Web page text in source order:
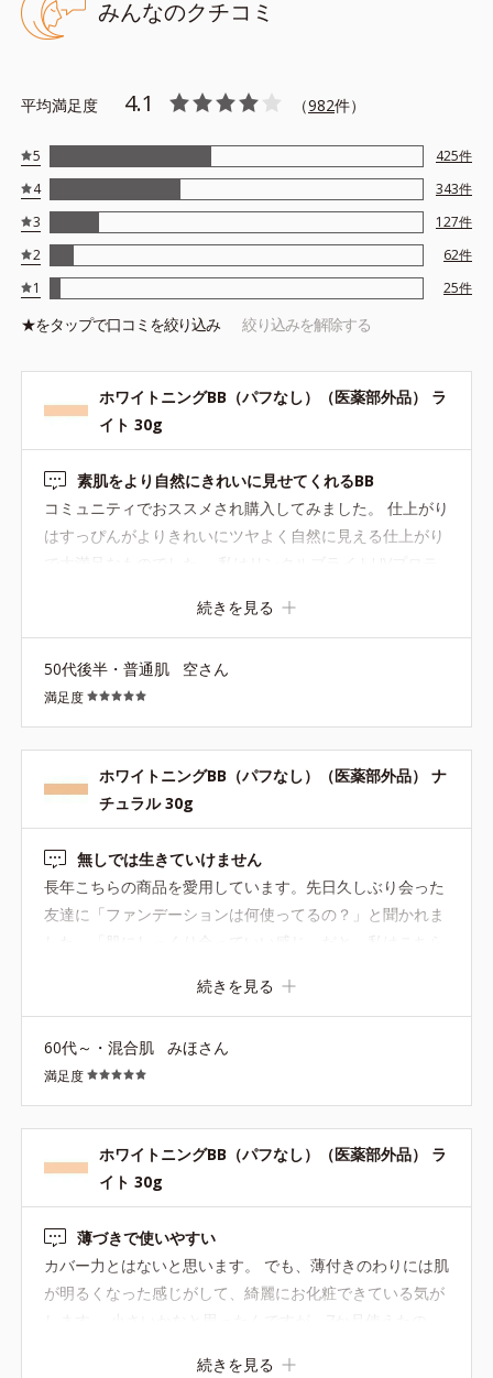
みんなのクチコミ
平均満足度 4.1 （982件）
5 425件
4
343件
3
127件
2
62件
1
25件
★をタップで口コミを絞り込み 絞り込みを解除する
ホワイトニングBB（パフなし）（医薬部外品） ラ
イト 30g
素肌をより自然にきれいに見せてくれるBB
コミュニティでおススメされ購入してみました。 仕上がり
はすっぴんがよりきれいにツヤよく自然に見える仕上がり
で大満足なものでした。 私はリンクルブライトUVプロテ
ーを組み合わせたり、仕上げにルースパウダーやサンスク
は初めてだったので使い方もしっかり知りたいと「オンラ
インカウンセリング」を申し込んでレクチャーを受けまし
た。 ５点置きで指の腹でののばしていく加減、鼻周りの毛
穴が気になることを伝えたらさりげなくカバーするように
小鼻の下から上に向かってつけるなどポイント使いもわか
りやすく教えてもらえてよかったです。
続きを見る
50代後半・普通肌 空さん
満足度
ホワイトニングBB（パフなし）（医薬部外品） ナ
チュラル 30g
無しでは生きていけません
長年こちらの商品を愛用しています。先日久しぶり会った
友達に「ファンデーションは何使ってるの？」と聞かれま
した。「肌にしっくり合っていい感じ」だと。私はこちら
のままで過ごし、外出する時は薄ーくファンデーションを
気に入っています。 もちろんオルビスの商品で長年使って
いることを伝えました！
続きを見る
60代～・混合肌 みほさん
満足度
ホワイトニングBB（パフなし）（医薬部外品） ラ
イト 30g
薄づきで使いやすい
カバー力とはないと思います。 でも、薄付きのわりには肌
が明るくなった感じがして、綺麗にお化粧できている気が
続きを見る